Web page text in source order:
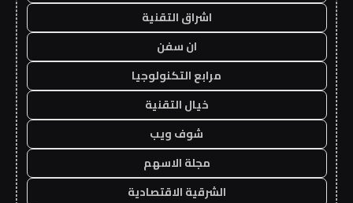
اشراق التقنية
ان سفن
مرابع التكنولوجيا
خيال التقنية
شوف ويب
مجلة الاسهم
الشرقية الاقتصادية